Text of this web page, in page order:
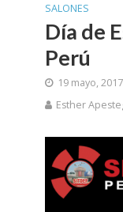
SALONES
Día de
Perú
19 mayo, 2017
Esther